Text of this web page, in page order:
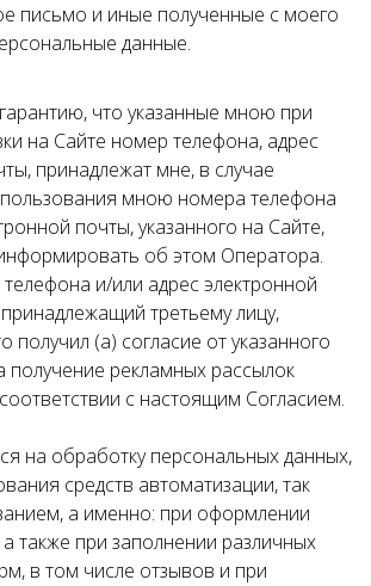
письмо и иные полученные с моего
данные.
что указанные мною при
на Сайте номер телефона, адрес
принадлежат мне, в случае
мною номера телефона
почты, указанного на Сайте,
об этом Оператора.
и/или адрес электронной
третьему лицу,
получил (а) согласие от указанного
получение рекламных рассылок
с настоящим Согласием.
на обработку персональных данных,
средств автоматизации, так
а именно: при оформлении
а также при заполнении различных
в том числе отзывов и при